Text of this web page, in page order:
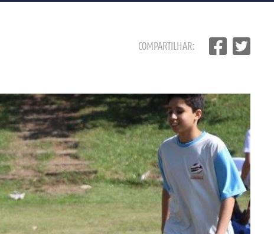
COMPARTILHAR: